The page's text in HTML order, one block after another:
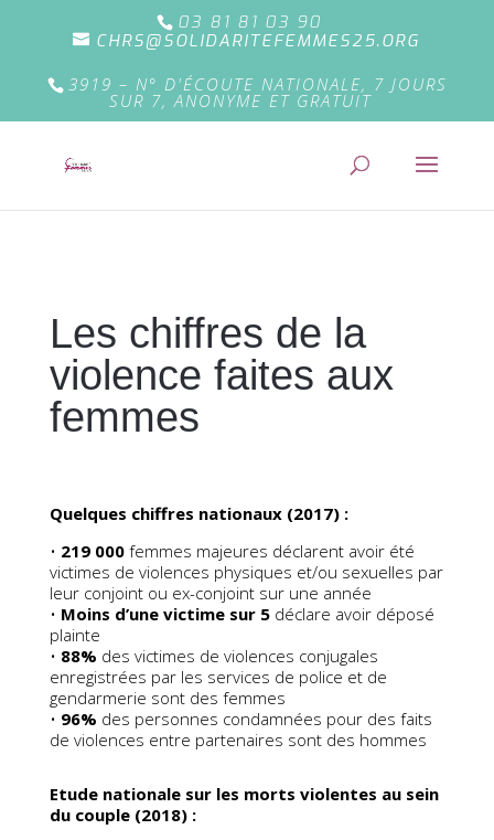
03 81 81 03 90
CHRS@SOLIDARITEFEMMES25.ORG
3919 – N° D'ÉCOUTE NATIONALE, 7 JOURS
SUR 7, ANONYME ET GRATUIT
Les chiffres de la
violence faites aux
femmes
Quelques chiffres nationaux (2017) :
• 219 000femmes majeures déclarent avoir été
victimes de violences physiques et/ou sexuelles par
leur conjoint ou ex-conjoint sur une année
• Moins d’une victime sur 5déclare avoir déposé
plainte
• 88% des victimes de violences conjugales
enregistrées par les services de police et de
gendarmerie sont des femmes
• 96% des personnes condamnées pour des faits
de violences entre partenaires sont des hommes
Etude nationale sur les morts violentes au sein
du couple (2018) :